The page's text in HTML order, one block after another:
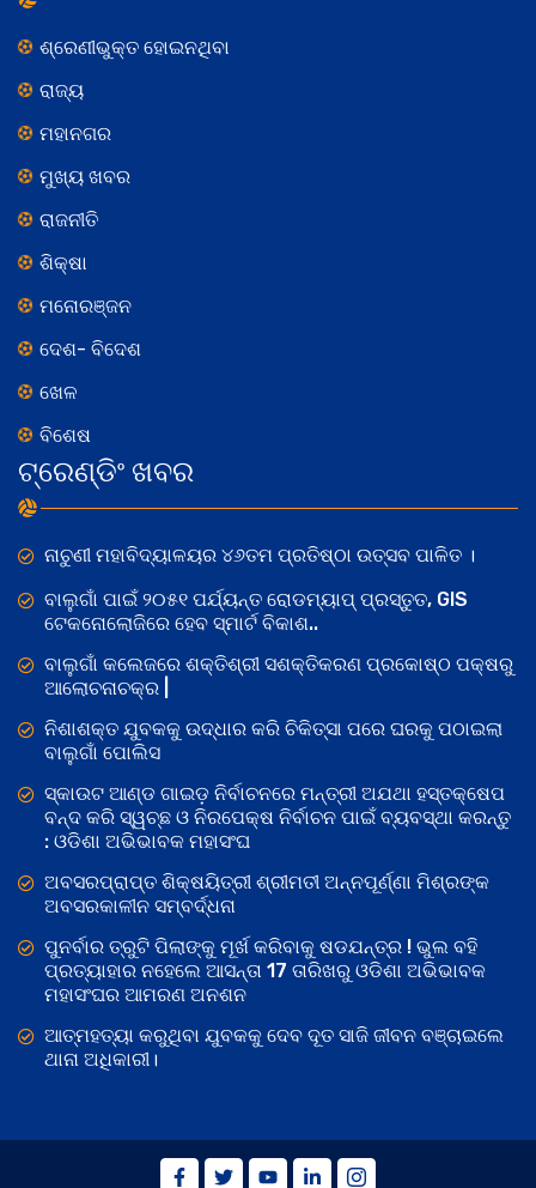
ଶ୍ରେଣୀଭୁକ୍ତ ହୋଇନଥିବା
ରାଜ୍ୟ
ମହାନଗର
ମୁଖ୍ୟ ଖବର
ରାଜନୀତି
ଶିକ୍ଷା
ମନୋରଞ୍ଜନ
ଦେଶ- ବିଦେଶ
ଖେଳ
ବିଶେଷ
ଟ୍ରେଣ୍ଡିଂ ଖବର
ନାଚୁଣୀ ମହାବିଦ୍ୟାଳୟର ୪୬ତମ ପ୍ରତିଷ୍ଠା ଉତ୍ସବ ପାଳିତ ।
ବାଲୁଗାଁ ପାଇଁ ୨୦୫୧ ପର୍ଯ୍ୟନ୍ତ ରୋଡମ୍ୟାପ୍ ପ୍ରସ୍ତୁତ, GIS
ଟେକନୋଲୋଜିରେ ହେବ ସ୍ମାର୍ଟ ବିକାଶ..
ବାଲୁଗାଁ କଲେଜରେ ଶକ୍ତିଶ୍ରୀ ସଶକ୍ତିକରଣ ପ୍ରକୋଷ୍ଠ ପକ୍ଷରୁ
ଆଲୋଚନାଚକ୍ର |
ନିଶାଶକ୍ତ ଯୁବକକୁ ଉଦ୍ଧାର କରି ଚିକିତ୍ସା ପରେ ଘରକୁ ପଠାଇଲା
ବାଲୁଗାଁ ପୋଲିସ
ସ୍କାଉଟ ଆଣ୍ଡ ଗାଇଡ଼ ନିର୍ବାଚନରେ ମନ୍ତ୍ରୀ ଅଯଥା ହସ୍ତକ୍ଷେପ
ବନ୍ଦ କରି ସ୍ୱଚ୍ଛ ଓ ନିରପେକ୍ଷ ନିର୍ବାଚନ ପାଇଁ ବ୍ୟବସ୍ଥା କରନ୍ତୁ
: ଓଡିଶା ଅଭିଭାବକ ମହାସଂଘ
ଅବସରପ୍ରାପ୍ତ ଶିକ୍ଷୟିତ୍ରୀ ଶ୍ରୀମତୀ ଅନ୍ନପୂର୍ଣ୍ଣା ମିଶ୍ରଙ୍କ
ଅବସରକାଳୀନ ସମ୍ବର୍ଦ୍ଧନା
ପୁନର୍ବାର ତ୍ରୁଟି ପିଲାଙ୍କୁ ମୂର୍ଖ କରିବାକୁ ଷଡଯନ୍ତ୍ର ! ଭୁଲ ବହି
ପ୍ରତ୍ୟାହାର ନହେଲେ ଆସନ୍ତା 17 ତାରିଖରୁ ଓଡିଶା ଅଭିଭାବକ
ମହାସଂଘର ଆମରଣ ଅନଶନ
ଆତ୍ମହତ୍ୟା କରୁଥିବା ଯୁବକକୁ ଦେବ ଦୂତ ସାଜି ଜୀବନ ବଞ୍ଚାଇଲେ
ଥାନା ଅଧିକାରୀ।